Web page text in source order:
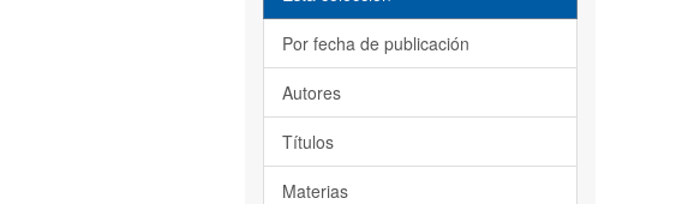
Por fecha de publicación
Autores
Títulos
Materias